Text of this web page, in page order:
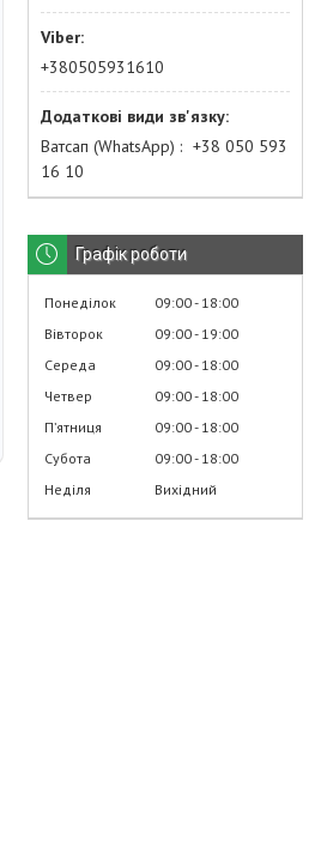
+380505931610
Ватсап (WhatsApp)
+38 050 593
16 10
Графік роботи
Понеділок 09:00 18:00
Вівторок
09:00 19:00
Середа
09:00 18:00
Четвер
09:00 18:00
Пʼятниця
09:00 18:00
Субота
09:00 18:00
Неділя
Вихідний